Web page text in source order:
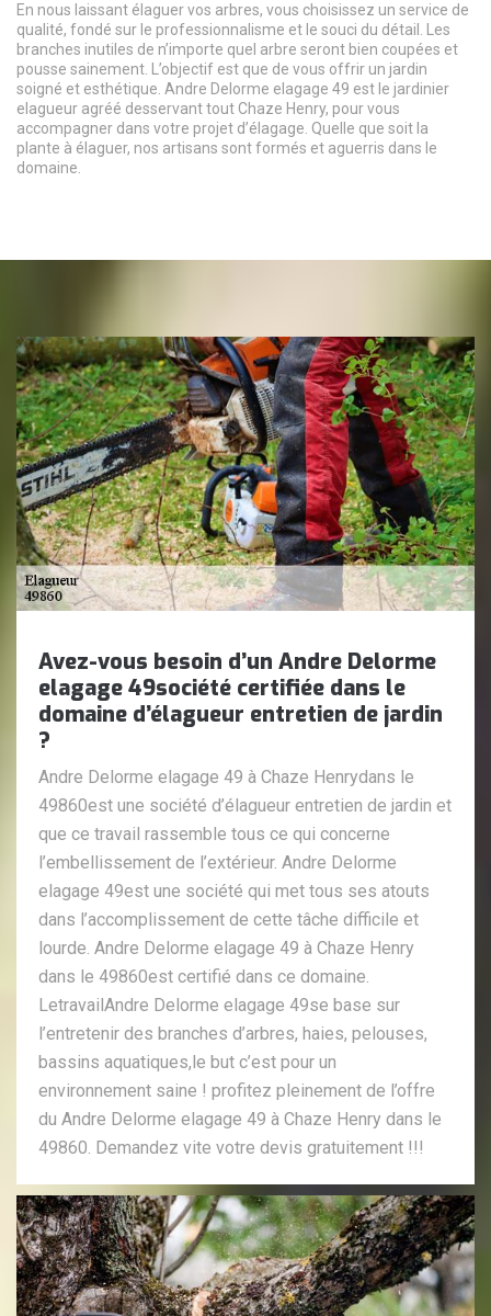
En nous laissant élaguer vos arbres, vous choisissez un service de
qualité, fondé sur le professionnalisme et le souci du détail. Les
branches inutiles de n’importe quel arbre seront bien coupées et
pousse sainement. L’objectif est que de vous offrir un jardin
soigné et esthétique. Andre Delorme elagage 49 est le jardinier
elagueur agréé desservant tout Chaze Henry, pour vous
accompagner dans votre projet d’élagage. Quelle que soit la
plante à élaguer, nos artisans sont formés et aguerris dans le
domaine.
Avez-vous besoin d’un Andre Delorme
elagage 49société certifiée dans le
domaine d’élagueur entretien de jardin
?
Andre Delorme elagage 49 à Chaze Henrydans le
49860est une société d’élagueur entretien de jardin et
que ce travail rassemble tous ce qui concerne
l’embellissement de l’extérieur. Andre Delorme
elagage 49est une société qui met tous ses atouts
dans l’accomplissement de cette tâche difficile et
lourde. Andre Delorme elagage 49 à Chaze Henry
dans le 49860est certifié dans ce domaine.
LetravailAndre Delorme elagage 49se base sur
l’entretenir des branches d’arbres, haies, pelouses,
bassins aquatiques,le but c’est pour un
environnement saine ! profitez pleinement de l’offre
du Andre Delorme elagage 49 à Chaze Henry dans le
49860. Demandez vite votre devis gratuitement !!!